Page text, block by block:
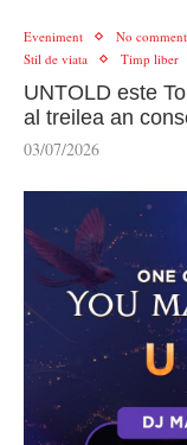
Eveniment No comment
Stil de viata
Timp liber
UNTOLD este
al treilea an
03/07/2026